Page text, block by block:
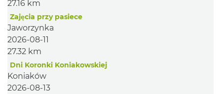
27.16 km
Zajęcia przy pasiece
Jaworzynka
2026-08-11
27.32 km
Dni Koronki Koniakowskiej
Koniaków
2026-08-13